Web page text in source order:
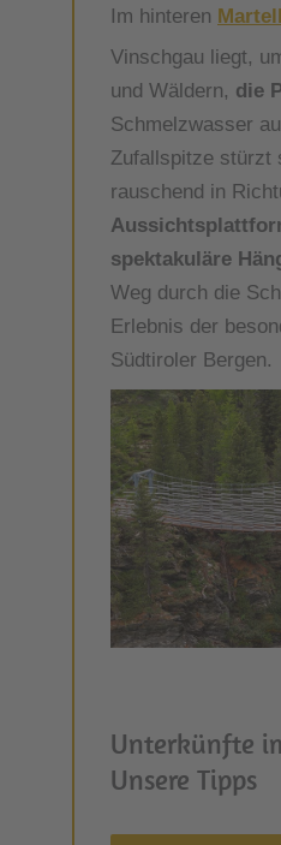
Im hinteren
Vinschgau liegt,
und Wäldern, die
Schmelzwasser
Zufallspitze stürzt
rauschend in
spektakuläre
Weg durch die
Erlebnis der
Südtiroler Bergen.
Unterkünfte
Unsere Tipps